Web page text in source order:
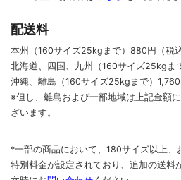
配送料
本州（160サイズ25kgまで）880円（税込
北海道、四国、九州
（160サイズ25kgま
沖縄、離島 （160サイズ25kgまで） 1,760
※但し、離島および一部地域は上記金額
ざいます。
*一部の商品において、180サイズ以上
特別料金が設定されており、追加の送料